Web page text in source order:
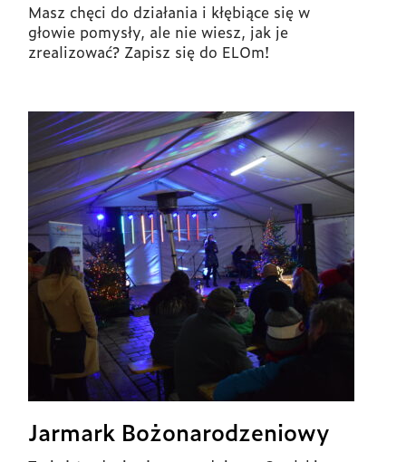
Masz chęci do działania i kłębiące się w
głowie pomysły, ale nie wiesz, jak je
zrealizować? Zapisz się do ELOm!
Jarmark Bożonarodzeniowy